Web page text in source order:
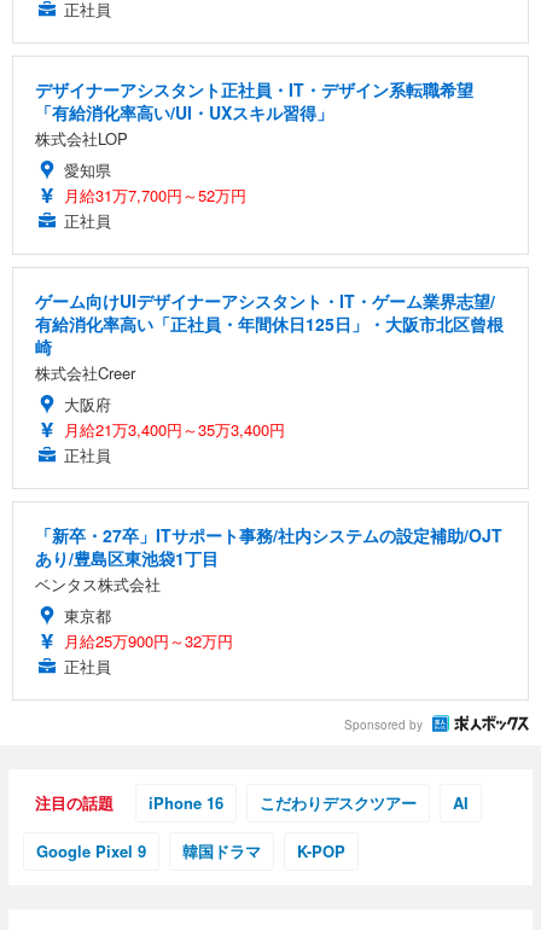
正社員
デザイナーアシスタント正社員・IT・デザイン系転職希望
「有給消化率高い/UI・UXスキル習得」
株式会社LOP
愛知県
月給31万7,700円～52万円
正社員
ゲーム向けUIデザイナーアシスタント・IT・ゲーム業界志望/
有給消化率高い「正社員・年間休日125日」・大阪市北区曾根
崎
株式会社Creer
大阪府
月給21万3,400円～35万3,400円
正社員
「新卒・27卒」ITサポート事務/社内システムの設定補助/OJT
あり/豊島区東池袋1丁目
ベンタス株式会社
東京都
月給25万900円～32万円
正社員
Sponsored by
注目の話題 iPhone 16 こだわりデスクツアー AI
Google Pixel 9 韓国ドラマ K-POP